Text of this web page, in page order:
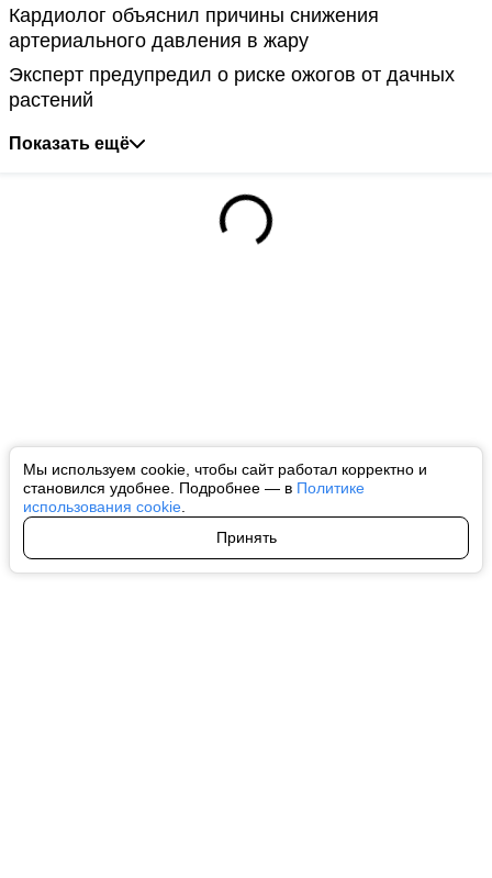
Мы используем cookie, чтобы сайт работал корректно и
становился удобнее. Подробнее — в Политике
использования cookie
Принять
Кардиолог объяснил причины снижения
артериального давления в жару
Эксперт предупредил о риске ожогов от дачных
растений
Показать ещё